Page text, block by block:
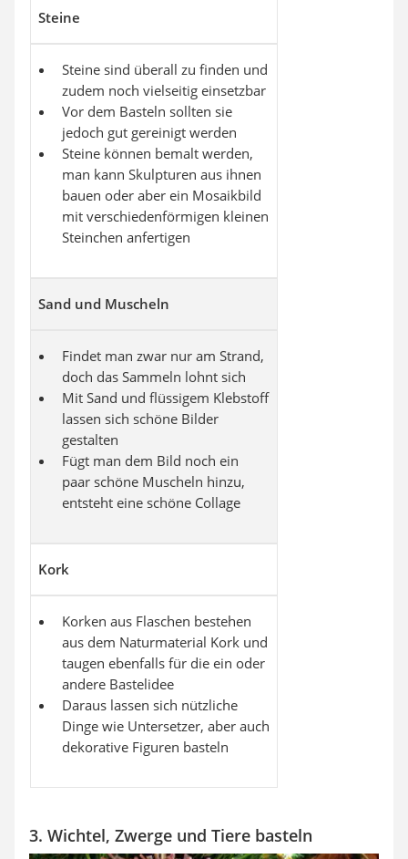
Steine
Steine sind überall zu finden und
zudem noch vielseitig einsetzbar
Vor dem Basteln sollten sie
jedoch gut gereinigt werden
Steine können bemalt werden,
man kann Skulpturen aus ihnen
bauen oder aber ein Mosaikbild
mit verschiedenförmigen kleinen
Steinchen anfertigen
Sand und Muscheln
Findet man zwar nur am Strand,
doch das Sammeln lohnt sich
Mit Sand und flüssigem Klebstoff
lassen sich schöne Bilder
gestalten
Fügt man dem Bild noch ein
paar schöne Muscheln hinzu,
entsteht eine schöne Collage
Kork
Korken aus Flaschen bestehen
aus dem Naturmaterial Kork und
taugen ebenfalls für die ein oder
andere Bastelidee
Daraus lassen sich nützliche
Dinge wie Untersetzer, aber auch
dekorative Figuren basteln
3. Wichtel, Zwerge und Tiere basteln